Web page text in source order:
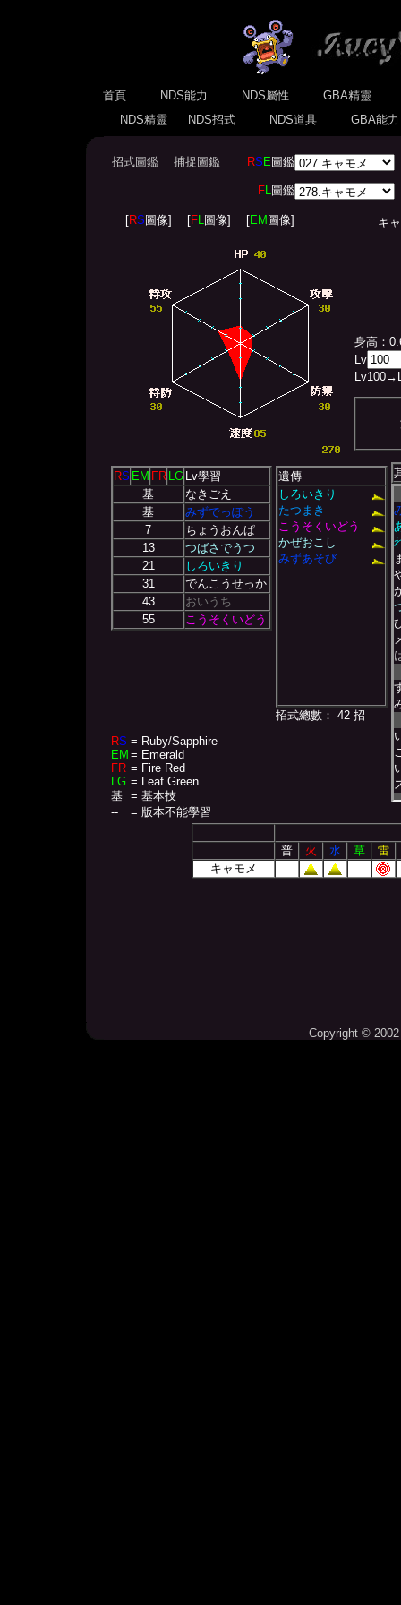
首頁 NDS能力 NDS屬性
GBA精靈
NDS精靈
NDS招式 NDS道具 GBA能
招式圖鑑 捕捉圖鑑 RS E圖鑑
FL圖鑑
[RS 圖像] [FL圖像] [EM 圖像] キャ
身高：
Lv
Lv100
RS EM FR LG Lv學習
基
なきごえ
基
みずでっぽう
7
ちょうおんぱ
13
つばさでうつ
21
しろいきり
31
でんこうせっか
43
おいうち
55
こうそくいどう
RS = Ruby/Sapphire
EM = Emerald
FR = Fire Red
LG = Leaf Green
基
= 基本技
--
= 版本不能學習
遺傳
しろいきり
たつまき
こうそくいどう
かぜおこし
みずあそび
招式總數： 42 招
普 火 水 草
雷
キャモメ
Copyright ©